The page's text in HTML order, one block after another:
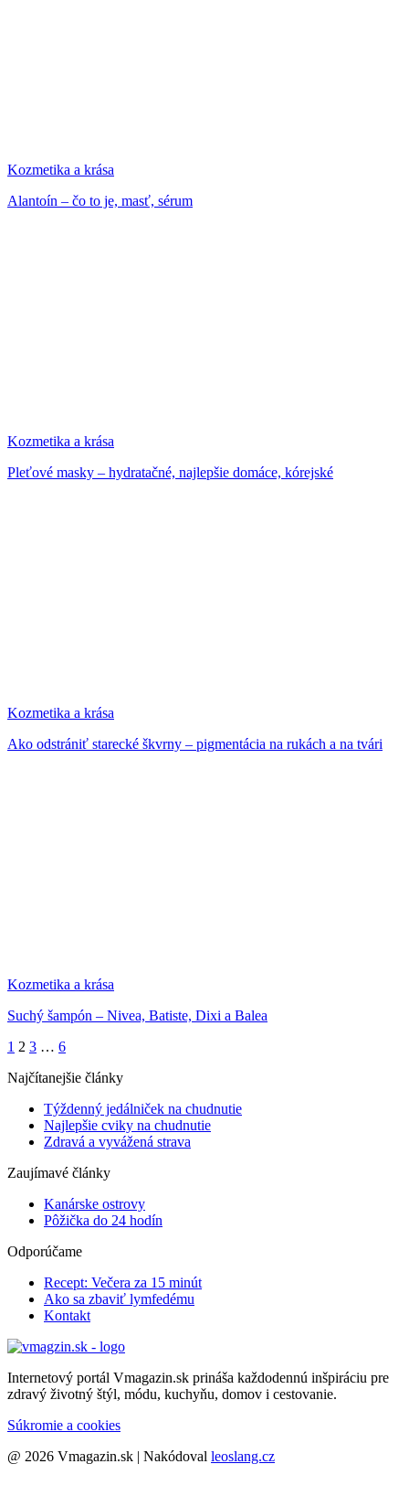
Kozmetika a krása
Alantoín – čo to je, masť, sérum
Kozmetika a krása
Pleťové masky – hydratačné, najlepšie domáce, kórejské
Kozmetika a krása
Ako odstrániť starecké škvrny – pigmentácia na rukách a na tvári
Kozmetika a krása
Suchý šampón – Nivea, Batiste, Dixi a Balea
1 2 3 … 6
Najčítanejšie články
Týždenný jedálniček na chudnutie
Najlepšie cviky na chudnutie
Zdravá a vyvážená strava
Zaujímavé články
Kanárske ostrovy
Pôžička do 24 hodín
Odporúčame
Recept: Večera za 15 minút
Ako sa zbaviť lymfedému
Kontakt
Internetový portál Vmagazin.sk prináša každodennú inšpiráciu pre
zdravý životný štýl, módu, kuchyňu, domov i cestovanie.
Súkromie a cookies
@ 2026 Vmagazin.sk | Nakódoval leoslang.cz